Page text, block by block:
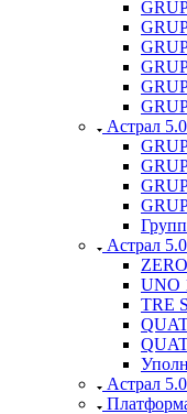
Астрал
Астрал
UNO
TRE
Астрал